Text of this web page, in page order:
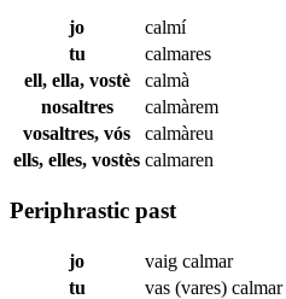
jo
calmí
tu
calmares
ell, ella, vostè
calmà
nosaltres
calmàrem
vosaltres, vós
calmàreu
ells, elles, vostès calmaren
Periphrastic past
jo vaig calmar
tu
vas (vares) calmar